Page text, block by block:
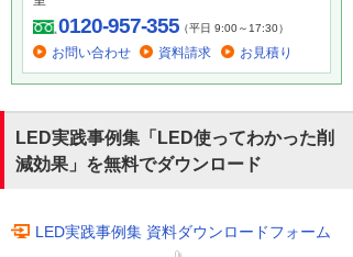
0120-957-355（平日 9:00～17:30）
お問い合わせ 資料請求 お見積り
LED実践事例集「LED使ってわかった削
減効果」を無料でダウンロード
LED実践事例集 資料ダウンロードフォーム